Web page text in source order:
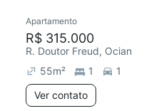
Apartamento
R$ 315.000
R. Doutor Freud, Ocian
55m² 1
1
Ver contato